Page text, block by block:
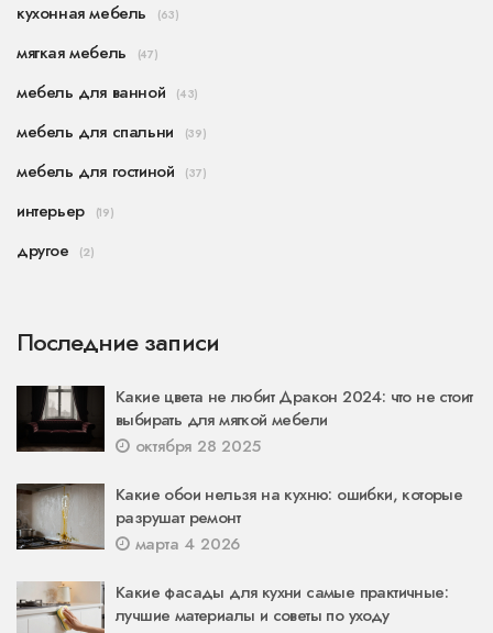
кухонная мебель (63)
мягкая мебель (47)
мебель для ванной (43)
мебель для спальни (39)
мебель для гостиной (37)
интерьер (19)
другое (2)
Последние записи
Какие цвета не любит Дракон 2024: что не стоит
выбирать для мягкой мебели
октября 28 2025
Какие обои нельзя на кухню: ошибки, которые
разрушат ремонт
марта 4 2026
Какие фасады для кухни самые практичные:
лучшие материалы и советы по уходу